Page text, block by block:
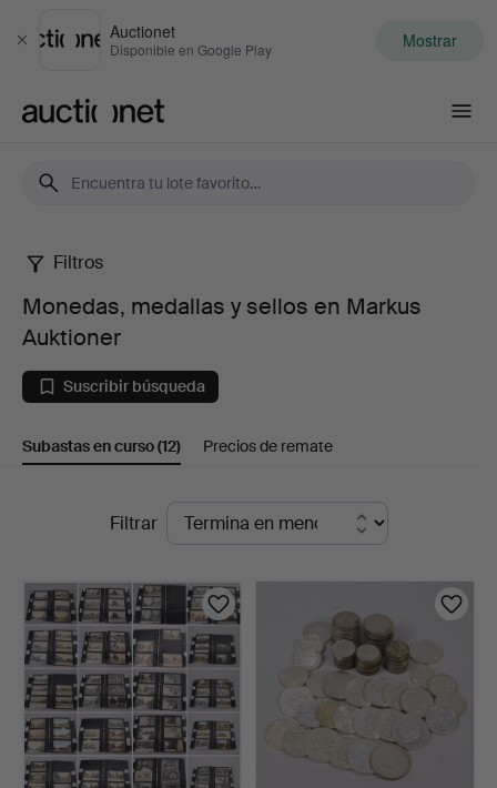
Cerrar
Auctionet
Disponible en Google Play Mostrar
Monedas,
medallas
sellos
Markus
Auktioner
Filtros
Monedas, medallas y sellos en Markus
Auktioner
Suscribir búsqueda
Subastas en curso(12) Precios de remate
Subastas
curso
Filtrar